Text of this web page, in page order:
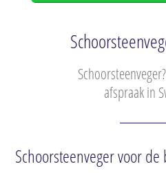
afspraak in
Schoorsteenveger voor